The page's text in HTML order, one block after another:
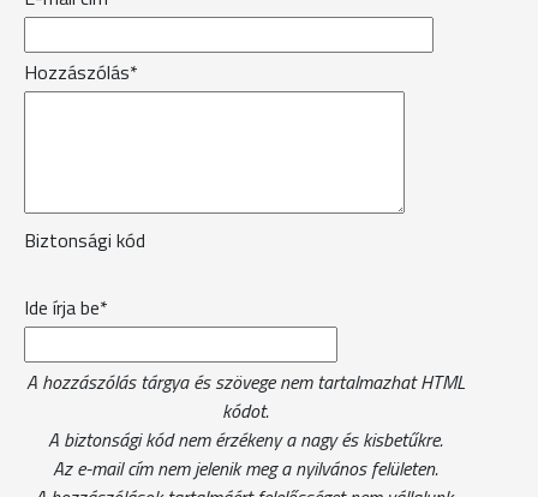
Hozzászólás*
Biztonsági kód
Ide írja be*
A hozzászólás tárgya és szövege nem tartalmazhat HTML
kódot.
A biztonsági kód nem érzékeny a nagy és kisbetűkre.
Az e-mail cím nem jelenik meg a nyilvános felületen.